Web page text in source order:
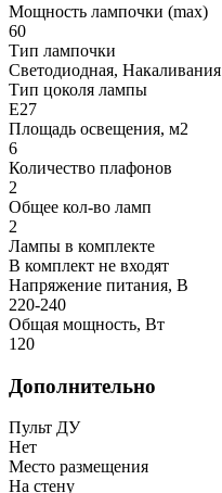
Мощность лампочки (max)
60
Тип лампочки
Светодиодная, Накаливания
Тип цоколя лампы
E27
Площадь освещения, м2
6
Количество плафонов
2
Общее кол-во ламп
2
Лампы в комплекте
В комплект не входят
Напряжение питания, В
220-240
Общая мощность, Вт
120
Дополнительно
Пульт ДУ
Нет
Место размещения
На стену